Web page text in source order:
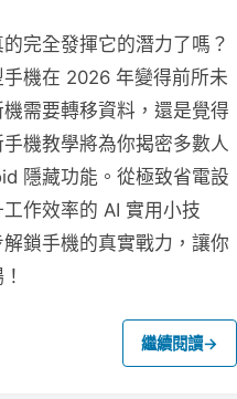
完全發揮它的潛力了嗎？
機在 2026 年變得前所未
需要轉移資料，還是覺得
機教學將為你揭密多數人
隱藏功能。從極致省電設
作效率的 AI 實用小技
鎖手機的真實戰力，讓你
繼續閱讀→